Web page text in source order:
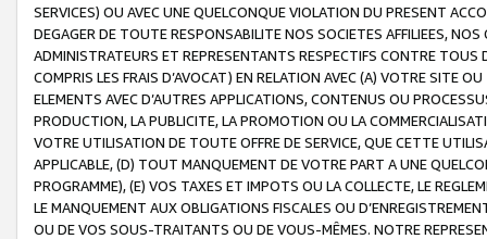
SERVICES) OU AVEC UNE QUELCONQUE VIOLATION DU PRESENT
DEGAGER DE TOUTE RESPONSABILITE NOS SOCIETES AFFILIEES,
ADMINISTRATEURS ET REPRESENTANTS RESPECTIFS CONTRE
COMPRIS LES FRAIS D’AVOCAT) EN RELATION AVEC (A) VOTRE SITE
ELEMENTS AVEC D’AUTRES APPLICATIONS, CONTENUS OU
PRODUCTION, LA PUBLICITE, LA PROMOTION OU LA
VOTRE UTILISATION DE TOUTE OFFRE DE SERVICE, QUE CETTE
APPLICABLE, (D) TOUT MANQUEMENT DE VOTRE PART A UNE
PROGRAMME), (E) VOS TAXES ET IMPOTS OU LA COLLECTE, LE
LE MANQUEMENT AUX OBLIGATIONS FISCALES OU
OU DE VOS SOUS-TRAITANTS OU DE VOUS-MÊMES. NOTRE